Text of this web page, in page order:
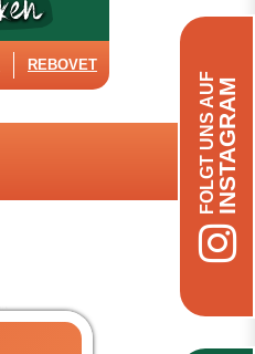
REBOVET
FOLGT UNS AUFINSTAGRAM